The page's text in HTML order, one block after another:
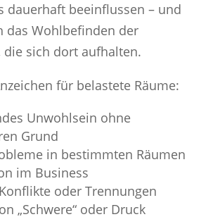
dauerhaft beeinflussen – und
das Wohlbefinden der
die sich dort aufhalten.
für belastete Räume:
Unwohlsein ohne
Grund
in bestimmten Räumen
im Business
oder Trennungen
„Schwere“ oder Druck